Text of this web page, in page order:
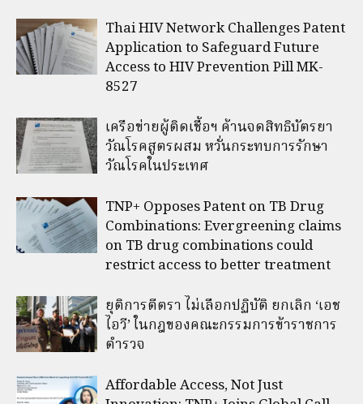
Thai HIV Network Challenges Patent
Application to Safeguard Future
Access to HIV Prevention Pill MK-
8527
เครือข่ายผู้ติดเชื้อฯ ค้านจดสิทธิบัตรยา
วัณโรคสูตรผสม หวั่นกระทบการรักษา
วัณโรคในประเทศ
TNP+ Opposes Patent on TB Drug
Combinations: Evergreening claims
on TB drug combinations could
restrict access to better treatment
ยุติการตีตรา ไม่เลือกปฏิบัติ ยกเลิก ‘เอช
ไอวี’ ในกฎของคณะกรรมการข้าราชการ
ตำรวจ
Affordable Access, Not Just